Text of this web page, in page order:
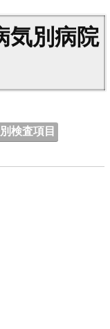
気別病院
検査項目